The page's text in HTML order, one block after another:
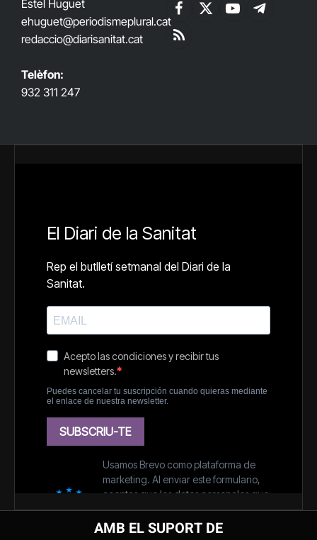
Estel Huguet
ehuguet@periodismeplural.cat
redaccio@diarisanitat.cat
Telèfon:
932 311 247
Facebook
X
YouTubeTelegram
RSS
AMB EL SUPORT DE